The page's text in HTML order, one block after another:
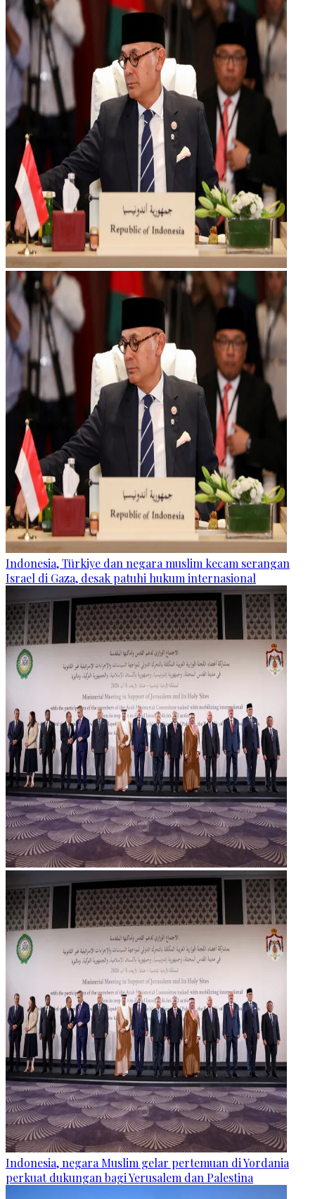
Indonesia, Türkiye dan negara muslim kecam serangan
Israel di Gaza, desak patuhi hukum internasional
Indonesia, negara Muslim gelar pertemuan di Yordania
perkuat dukungan bagi Yerusalem dan Palestina